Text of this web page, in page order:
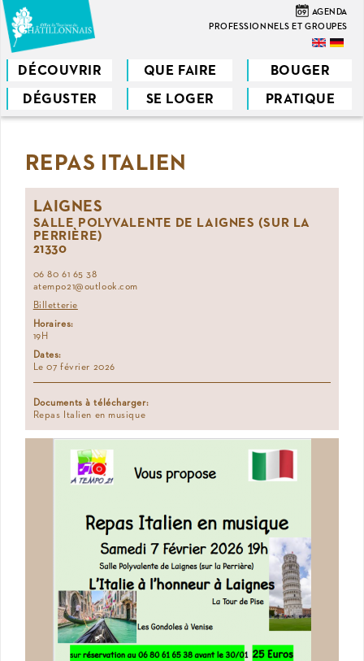
Aller
au
contenu
principal
09 AGENDA
PROFESSIONNELS ET GROUPES
DÉCOUVRIR QUE FAIRE BOUGER
DÉGUSTER SE LOGER PRATIQUE
Vous
REPAS ITALIEN
LAIGNES
SALLE POLYVALENTE DE LAIGNES (SUR LA
PERRIÈRE)
21330
06 80 61 65 38
atempo21@outlook.com
Billetterie
Horaires:
19H
Dates:
Le 07 février 2026
Documents à télécharger:
Repas Italien en musique